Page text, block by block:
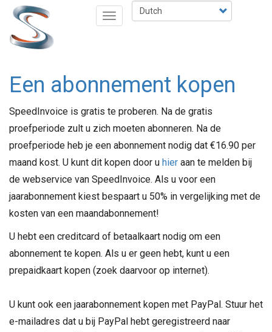
Overslaan
naar
gaan
Select
your
Navigatie
Een abonnement kopen
SpeedInvoice is gratis te proberen. Na de gratis
proefperiode zult u zich moeten abonneren. Na de
proefperiode heb je een abonnement nodig dat €16.90 per
maand kost. U kunt dit kopen door u hier aan te melden bij
de webservice van SpeedInvoice. Als u voor een
jaarabonnement kiest bespaart u 50% in vergelijking met de
kosten van een maandabonnement!
U hebt een creditcard of betaalkaart nodig om een ​​
abonnement te kopen. Als u er geen hebt, kunt u een
prepaidkaart kopen (zoek daarvoor op internet).
U kunt ook een jaarabonnement kopen met PayPal. Stuur het
e-mailadres dat u bij PayPal hebt geregistreerd naar